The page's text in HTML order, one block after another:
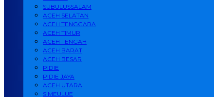
SUBULUSSALAM
ACEH SELATAN
ACEH TENGGARA
ACEH TIMUR
ACEH TENGAH
ACEH BARAT
ACEH BESAR
PIDIE
PIDIE JAYA
ACEH UTARA
SIMEULUE